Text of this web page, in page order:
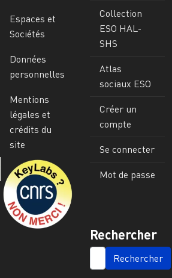
Espaces et
Sociétés
Données
personnelles
Mentions
légales et
crédits du
site
Image
Collection
ESO HAL-
SHS
Atlas
sociaux ESO
Créer un
compte
Se connecter
Mot de passe
Rechercher
SEARCH